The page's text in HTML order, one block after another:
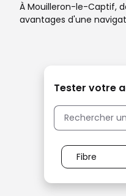
À Mouilleron-le-Captif,
avantages d'une
Tester votre
Fibre